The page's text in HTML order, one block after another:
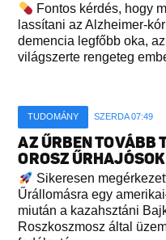
Fontos kérdés, hogy
lassítani az Alzheimer-
demencia legfőbb oka,
világszerte rengeteg
TUDOMÁNY SZERDA 07:49
AZ ŰRBEN TOVÁBB
OROSZ
Sikeresen
Űrállomásra egy
miután a kazahsztáni
Roszkoszmosz által